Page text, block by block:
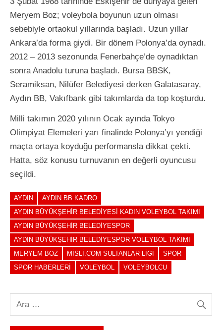
Meryem Boz; voleybola boyunun uzun olması
sebebiyle ortaokul yıllarında başladı. Uzun yıllar
Ankara’da forma giydi. Bir dönem Polonya’da oynadı.
2012 – 2013 sezonunda Fenerbahçe’de oynadıktan
sonra Anadolu turuna başladı. Bursa BBSK,
Seramiksan, Nilüfer Belediyesi derken Galatasaray,
Aydın BB, Vakıfbank gibi takımlarda da top koşturdu.
Milli takımın 2020 yılının Ocak ayında Tokyo
Olimpiyat Elemeleri yarı finalinde Polonya’yı yendiği
maçta ortaya koyduğu performansla dikkat çekti.
Hatta, söz konusu turnuvanın en değerli oyuncusu
seçildi.
AYDIN
AYDIN BB KADRO
AYDIN BÜYÜKŞEHIR BELEDIYESI KADIN VOLEYBOL TAKIMI
AYDIN BÜYÜKŞEHIR BELEDIYESPOR
AYDIN BÜYÜKŞEHIR BELEDIYESPOR VOLEYBOL TAKIMI
MERYEM BOZ
MISLI.COM SULTANLAR LIGI
SPOR
SPOR HABERLERI
VOLEYBOL VOLEYBOLCU